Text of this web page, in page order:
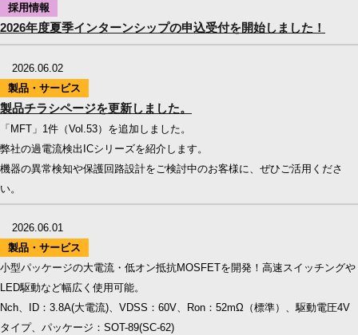
採用情報
2026年度夏季インターンシップの申込受付を開始しました！
2026.06.02
製品・サービス
製品チラシページを更新しました。
「MFT」1件（Vol.53）を追加しました。
弊社の過電流検出ICシリーズを紹介します。
機器の異常検知や保護回路設計をご検討中のお客様に、ぜひご活用くださ
い。
2026.06.01
製品・サービス
小型パッケージの大電流・低オン抵抗MOSFETを開発！高速スイッチングや
LED駆動など幅広く使用可能。
Nch、ID：3.8A(大電流)、VDSS：60V、Ron：52mΩ（標準）、駆動電圧4V
タイプ、パッケージ：SOT-89(SC-62)